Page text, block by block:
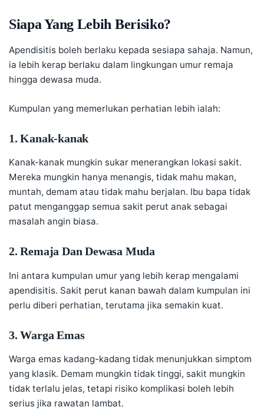
Siapa Yang Lebih Berisiko?
Apendisitis boleh berlaku kepada sesiapa sahaja. Namun,
ia lebih kerap berlaku dalam lingkungan umur remaja
hingga dewasa muda.
Kumpulan yang memerlukan perhatian lebih ialah:
1. Kanak-kanak
Kanak-kanak mungkin sukar menerangkan lokasi sakit.
Mereka mungkin hanya menangis, tidak mahu makan,
muntah, demam atau tidak mahu berjalan. Ibu bapa tidak
patut menganggap semua sakit perut anak sebagai
masalah angin biasa.
2. Remaja Dan Dewasa Muda
Ini antara kumpulan umur yang lebih kerap mengalami
apendisitis. Sakit perut kanan bawah dalam kumpulan ini
perlu diberi perhatian, terutama jika semakin kuat.
3. Warga Emas
Warga emas kadang-kadang tidak menunjukkan simptom
yang klasik. Demam mungkin tidak tinggi, sakit mungkin
tidak terlalu jelas, tetapi risiko komplikasi boleh lebih
serius jika rawatan lambat.